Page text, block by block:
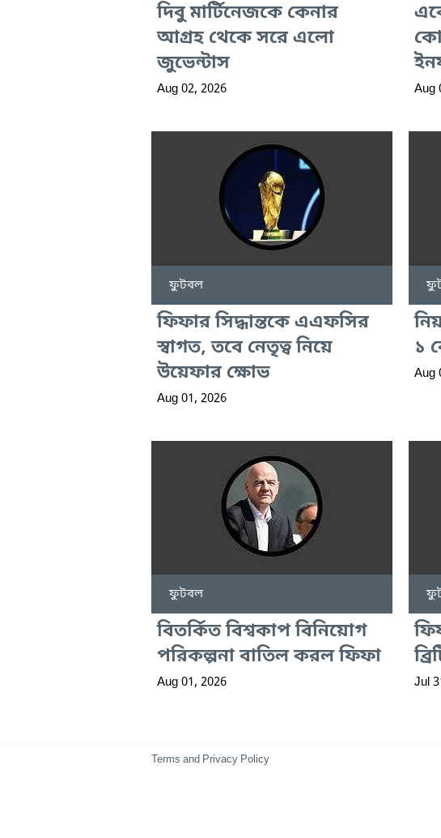
দিবু মার্টিনেজকে কেনার
আগ্রহ থেকে সরে এলো
জুভেন্টাস
Aug 02, 2026 Aug
ফুটবল
ফিফার সিদ্ধান্তকে এএফসির
স্বাগত, তবে নেতৃত্ব নিয়ে
উয়েফার ক্ষোভ
Aug 01, 2026
১
Aug
ফুটবল
বিতর্কিত বিশ্বকাপ বিনিয়োগ
পরিকল্পনা বাতিল করল ফিফা
Aug 01, 2026 Jul
Terms and Privacy Policy